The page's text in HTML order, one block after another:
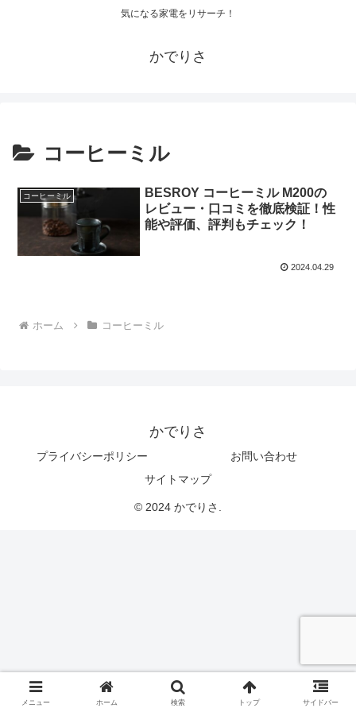
気になる家電をリサーチ！
かでりさ
コーヒーミル
コーヒーミル
BESROY コーヒーミル M200の
レビュー・口コミを徹底検証！性
能や評価、評判もチェック！
2024.04.29
ホーム コーヒーミル
かでりさ
プライバシーポリシー
お問い合わせ
サイトマップ
© 2024 かでりさ.
メニュー ホーム 検索 トップ サイドバー